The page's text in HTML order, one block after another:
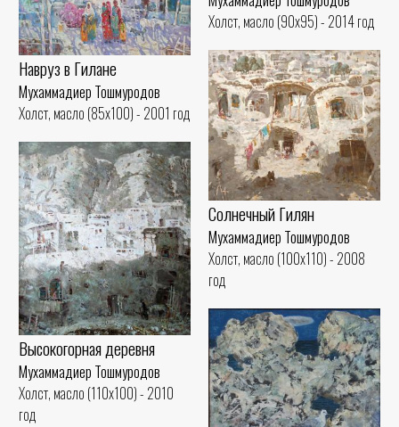
Холст, масло (90x95) - 2014 год
Навруз в Гилане
Мухаммадиер Тошмуродов
Холст, масло (85x100) - 2001 год
Солнечный Гилян
Мухаммадиер Тошмуродов
Холст, масло (100x110) - 2008
год
Высокогорная деревня
Мухаммадиер Тошмуродов
Холст, масло (110x100) - 2010
год